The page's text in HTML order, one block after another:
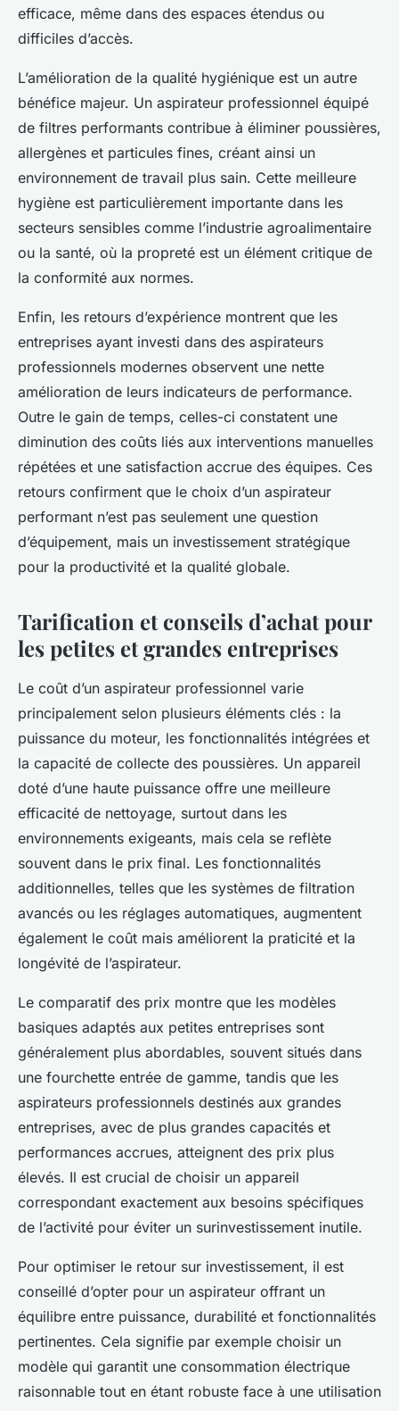
efficace, même dans des espaces étendus ou
difficiles d’accès.
L’amélioration de la qualité hygiénique est un autre
bénéfice majeur. Un aspirateur professionnel équipé
de filtres performants contribue à éliminer poussières,
allergènes et particules fines, créant ainsi un
environnement de travail plus sain. Cette meilleure
hygiène est particulièrement importante dans les
secteurs sensibles comme l’industrie agroalimentaire
ou la santé, où la propreté est un élément critique de
la conformité aux normes.
Enfin, les retours d’expérience montrent que les
entreprises ayant investi dans des aspirateurs
professionnels modernes observent une nette
amélioration de leurs indicateurs de performance.
Outre le gain de temps, celles-ci constatent une
diminution des coûts liés aux interventions manuelles
répétées et une satisfaction accrue des équipes. Ces
retours confirment que le choix d’un aspirateur
performant n’est pas seulement une question
d’équipement, mais un investissement stratégique
pour la productivité et la qualité globale.
Tarification et conseils d’achat pour
les petites et grandes entreprises
Le coût d’un aspirateur professionnel varie
principalement selon plusieurs éléments clés : la
puissance du moteur, les fonctionnalités intégrées et
la capacité de collecte des poussières. Un appareil
doté d’une haute puissance offre une meilleure
efficacité de nettoyage, surtout dans les
environnements exigeants, mais cela se reflète
souvent dans le prix final. Les fonctionnalités
additionnelles, telles que les systèmes de filtration
avancés ou les réglages automatiques, augmentent
également le coût mais améliorent la praticité et la
longévité de l’aspirateur.
Le comparatif des prix montre que les modèles
basiques adaptés aux petites entreprises sont
généralement plus abordables, souvent situés dans
une fourchette entrée de gamme, tandis que les
aspirateurs professionnels destinés aux grandes
entreprises, avec de plus grandes capacités et
performances accrues, atteignent des prix plus
élevés. Il est crucial de choisir un appareil
correspondant exactement aux besoins spécifiques
de l’activité pour éviter un surinvestissement inutile.
Pour optimiser le retour sur investissement, il est
conseillé d’opter pour un aspirateur offrant un
équilibre entre puissance, durabilité et fonctionnalités
pertinentes. Cela signifie par exemple choisir un
modèle qui garantit une consommation électrique
raisonnable tout en étant robuste face à une utilisation